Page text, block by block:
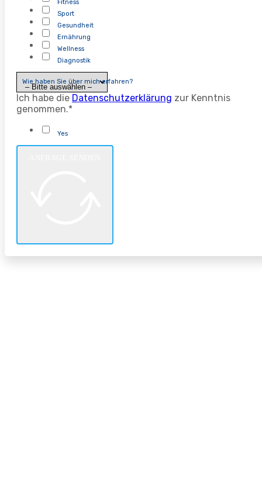
Fitness
Sport
Gesundheit
Ernährung
Wellness
Diagnostik
Wie haben Sie über mich erfahren?
Ich habe die Datenschutzerklärung zur Kenntnis
genommen.*
Yes